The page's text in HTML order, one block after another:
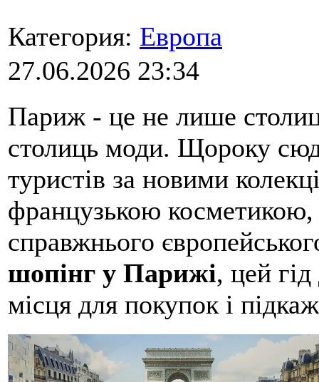
Категория: Европа
27.06.2026 23:34
Париж - це не лише
столиць моди. Щороку
туристів за новими
французькою
справжнього
шопінг у Парижі, цей
місця для покупок і